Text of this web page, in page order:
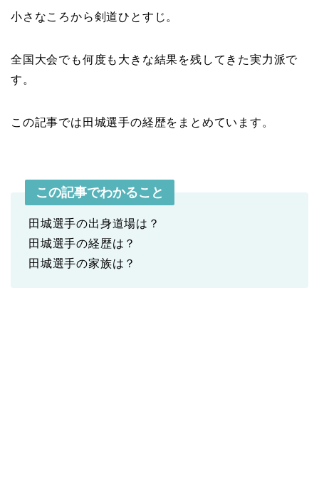
小さなころから剣道ひとすじ。
全国大会でも何度も大きな結果を残してきた実力派で
す。
この記事では田城選手の経歴をまとめています。
この記事でわかること
田城選手の出身道場は？
田城選手の経歴は？
田城選手の家族は？